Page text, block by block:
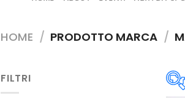
HOME / PRODOTTO MARCA /
FILTRI